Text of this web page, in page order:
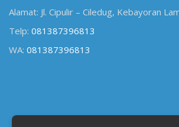
Alamat: Jl. Cipulir – Ciledug, Kebayoran
Telp: 081387396813
WA: 081387396813